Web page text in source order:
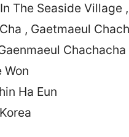
The Seaside Village
, Gaetmaeul
Chachacha
Won
Ha Eun